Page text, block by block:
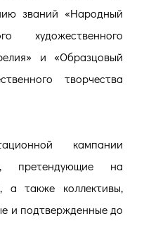
званий «Народный
художественного
и «Образцовый
творчества
кампании
претендующие на
а также коллективы,
и подтвержденные до